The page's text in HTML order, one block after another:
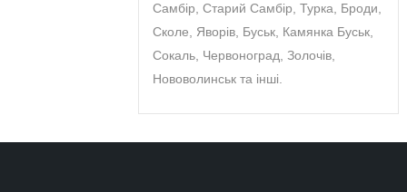
Самбір, Старий Самбір, Турка, Броди,
Сколе, Яворів, Буськ, Камянка Буськ,
Сокаль, Червоноград, Золочів,
Нововолинськ та інші.